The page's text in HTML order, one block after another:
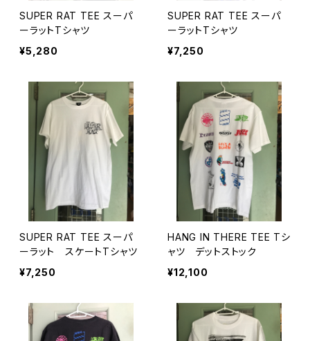
SUPER RAT TEE スーパ
ーラットTシャツ
¥5,280
SUPER RAT TEE スーパ
ーラットTシャツ
¥7,250
SUPER RAT TEE スーパ
ーラット スケートTシャツ
¥7,250
HANG IN THERE TEE Tシ
ャツ デットストック
¥12,100